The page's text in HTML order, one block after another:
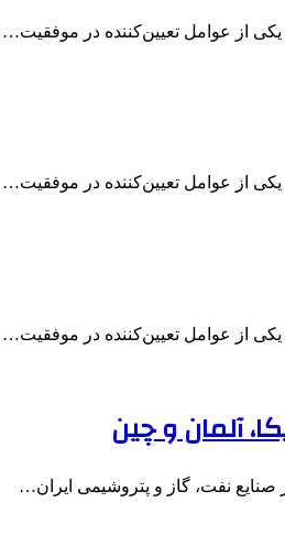
یکی از عوامل تعیین‌کننده در موفقیت…
یکی از عوامل تعیین‌کننده در موفقیت…
یکی از عوامل تعیین‌کننده در موفقیت…
آلمان و چین
نفت، گاز و پتروشیمی ایران…